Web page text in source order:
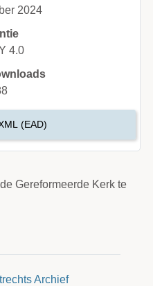
Gereformeerde Kerk te
Archief
2024
4.0
(EAD)